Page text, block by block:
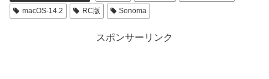
macOS-14.2
RC版 Sonoma
スポンサーリンク